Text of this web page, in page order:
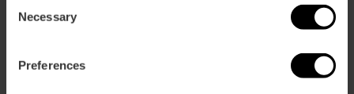
Selection
Necessary
Preferences